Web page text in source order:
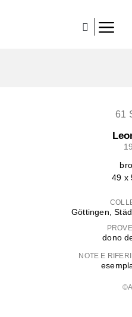
61
49 x
Göttingen,
dono
NOTE E